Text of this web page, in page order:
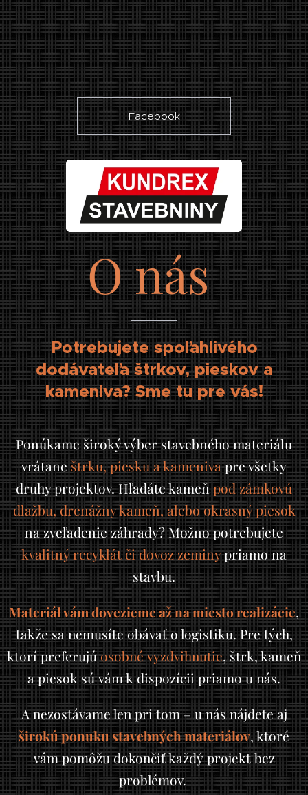
Facebook
O nás
Potrebujete spoľahlivého
dodávateľa štrkov, pieskov a
kameniva? Sme tu pre vás!
Ponúkame široký výber stavebného materiálu
vrátaneštrku, piesku a kamenivapre všetky
druhy projektov. Hľadáte kameňpod zámkovú
dlažbu, drenážny kameň, alebo okrasný piesok
na zveľadenie záhrady? Možno potrebujete
kvalitný recyklát či dovoz zeminypriamo na
stavbu.
Materiál vám dovezieme až na miesto realizácie,
takže sa nemusíte obávať o logistiku. Pre tých,
ktorí preferujúosobné vyzdvihnutie, štrk, kameň
a piesok sú vám k dispozícii priamo u nás.
A nezostávame len pri tom – u nás nájdete aj
širokú ponuku stavebných materiálov, ktoré
vám pomôžu dokončiť každý projekt bez
problémov.